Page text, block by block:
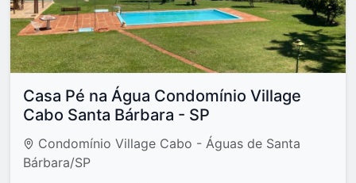
Casa Pé na Água Condomínio Village
Cabo Santa Bárbara - SP
Condomínio Village Cabo - Águas de Santa
Bárbara/SP